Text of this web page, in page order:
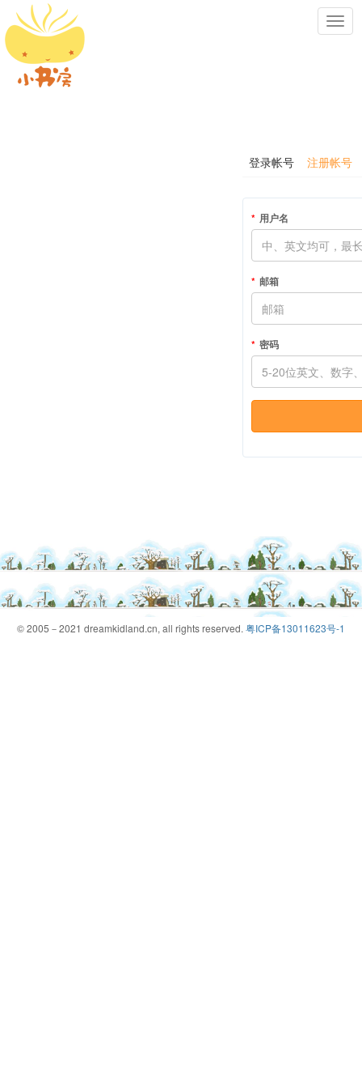
登录帐号 注册帐号
用户名
邮箱
密码
© 2005－2021 dreamkidland.cn, all rights reserved. 粤ICP备13011623号-1